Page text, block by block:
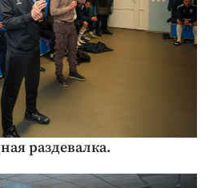
раздевалка.